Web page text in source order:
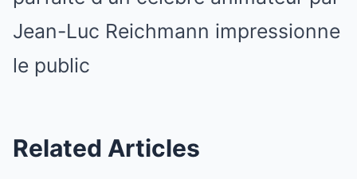
Related Articles